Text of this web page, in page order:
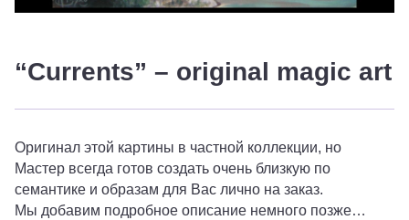
“Currents” – original magic art
Оригинал этой картины в частной коллекции, но
Мастер всегда готов создать очень близкую по
семантике и образам для Вас лично на заказ.
Мы добавим подробное описание немного позже…